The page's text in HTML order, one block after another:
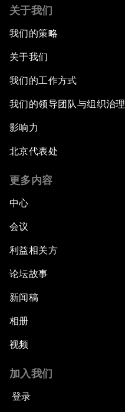
关于我们
我们的策略
关于我们
我们的工作方式
我们的领导团队与组织治理
影响力
北京代表处
更多内容
中心
会议
利益相关方
论坛故事
新闻稿
相册
视频
加入我们
登录